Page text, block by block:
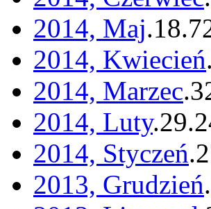
2014, Maj.18.
2014, Kwiecień.
2014, Marzec.
2014, Luty.29.
2014, Styczeń.
2013, Grudzień.